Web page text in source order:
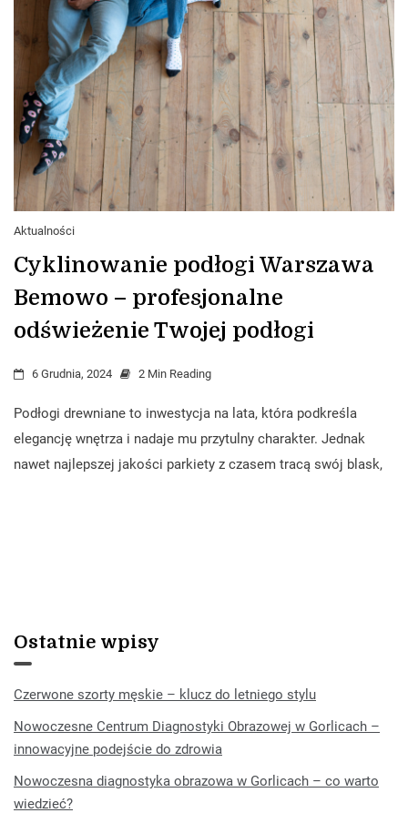
Aktualności
Cyklinowanie podłogi Warszawa
Bemowo – profesjonalne
odświeżenie Twojej podłogi
6 Grudnia, 2024 2 Min Reading
Podłogi drewniane to inwestycja na lata, która podkreśla
elegancję wnętrza i nadaje mu przytulny charakter. Jednak
nawet najlepszej jakości parkiety z czasem tracą swój blask,
Ostatnie wpisy
Czerwone szorty męskie – klucz do letniego stylu
Nowoczesne Centrum Diagnostyki Obrazowej w Gorlicach –
innowacyjne podejście do zdrowia
Nowoczesna diagnostyka obrazowa w Gorlicach – co warto
wiedzieć?